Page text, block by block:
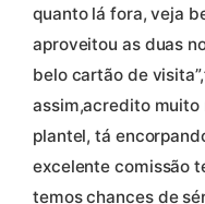
quanto lá fora, veja
aproveitou as duas
belo cartão de
assim,acredito muito
plantel, tá
excelente comissão
temos chances de